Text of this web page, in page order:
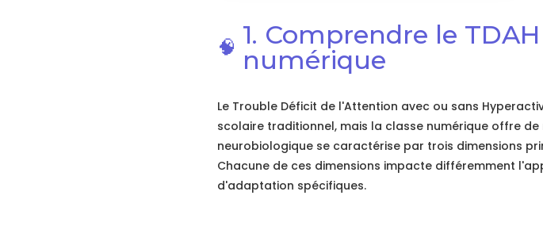
🧠 1. Comprendre le
numérique
Le Trouble Déficit de l'Attention avec ou sans
scolaire traditionnel, mais la classe numérique offre
neurobiologique se caractérise par trois dimensions
Chacune de ces dimensions impacte différemment
d'adaptation spécifiques.